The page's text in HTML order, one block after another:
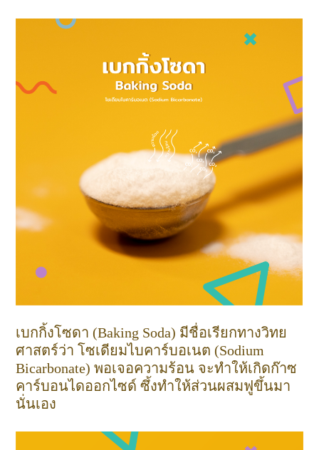
เบกกิ้งโซดา (Baking Soda) มีชื่อเรียกทางวิทย
ศาสตร์ว่า โซเดียมไบคาร์บอเนต (Sodium
Bicarbonate) พอเจอความร้อน จะทำให้เกิดก๊าซ
คาร์บอนไดออกไซด์ ซึ้งทำให้ส่วนผสมฟูขึ้นมา
นั่นเอง